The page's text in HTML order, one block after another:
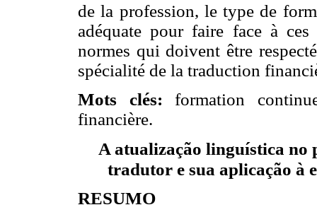
de la profession, le type de
adéquate pour faire face à ces
normes qui doivent être
spécialité de la traduction
Mots clés: formation
financière.
A atualização linguística no
tradutor e sua aplicação à
RESUMO